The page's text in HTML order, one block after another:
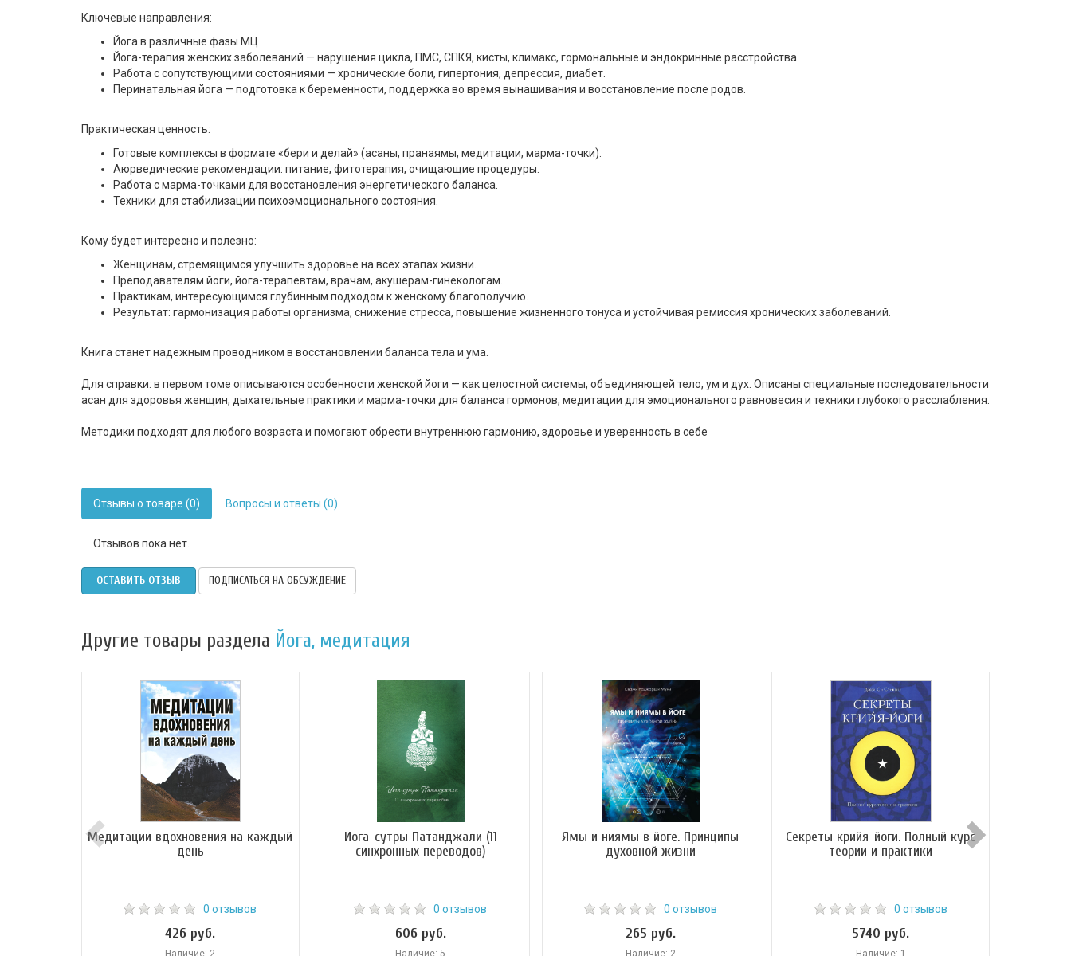
Ключевые направления:
Йога в различные фазы МЦ
Йога-терапия женских заболеваний — нарушения цикла, ПМС, СПКЯ, кисты, климакс, гормональные и эндокринные расстройства.
Работа с сопутствующими состояниями — хронические боли, гипертония, депрессия, диабет.
Перинатальная йога — подготовка к беременности, поддержка во время вынашивания и восстановление после родов.
Практическая ценность:
Готовые комплексы в формате «бери и делай» (асаны, пранаямы, медитации, марма-точки).
Аюрведические рекомендации: питание, фитотерапия, очищающие процедуры.
Работа с марма-точками для восстановления энергетического баланса.
Техники для стабилизации психоэмоционального состояния.
Кому будет интересно и полезно:
Женщинам, стремящимся улучшить здоровье на всех этапах жизни.
Преподавателям йоги, йога-терапевтам, врачам, акушерам-гинекологам.
Практикам, интересующимся глубинным подходом к женскому благополучию.
Результат: гармонизация работы организма, снижение стресса, повышение жизненного тонуса и устойчивая ремиссия хронических заболеваний.
Книга станет надежным проводником в восстановлении баланса тела и ума.
Для справки: в первом томе описываются особенности женской йоги — как целостной системы, объединяющей тело, ум и дух. Описаны специальные последовательности
асан для здоровья женщин, дыхательные практики и марма-точки для баланса гормонов, медитации для эмоционального равновесия и техники глубокого расслабления.
Методики подходят для любого возраста и помогают обрести внутреннюю гармонию, здоровье и уверенность в себе
Отзывы о товаре (0) Вопросы и ответы (0)
Отзывов пока нет.
ОСТАВИТЬ ОТЗЫВ ПОДПИСАТЬСЯ НА ОБСУЖДЕНИЕ
Другие товары раздела Йога, медитация
Медитации вдохновения на каждый
день
0 отзывов
426 руб.
Йога-сутры Патанджали (11
синхронных переводов)
0 отзывов
606 руб.
Ямы и ниямы в йоге. Принципы
духовной жизни
0 отзывов
265 руб.
Секреты крийя-йоги. Полный курс
теории и практики
0 отзывов
5740 руб.